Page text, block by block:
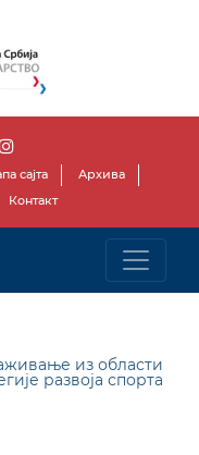
сајта
Архива
Контакт
из области
развоја спорта